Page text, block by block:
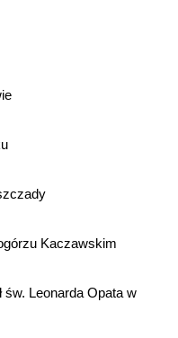
Kaczawskim
św. Leonarda Opata w